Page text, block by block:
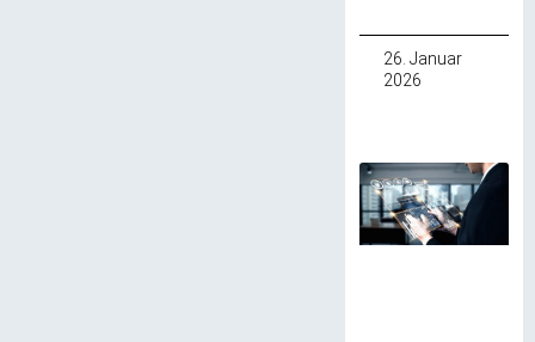
26. Januar
2026